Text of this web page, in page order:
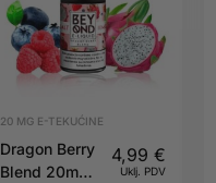
20 MG E-TEKUĆINE
Dragon Berry
Blend 20mg
4,99€
Uklj. PDV